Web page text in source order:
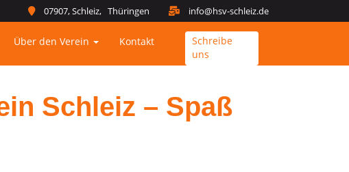
07907, Schleiz, Thüringen info@hsv-schleiz.de
Über den Verein Kontakt
Schreibe
uns
Schleiz – Spaß